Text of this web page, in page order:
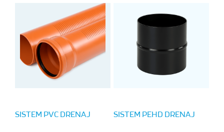
SISTEM PVC DRENAJ SISTEM PEHD DRENAJ